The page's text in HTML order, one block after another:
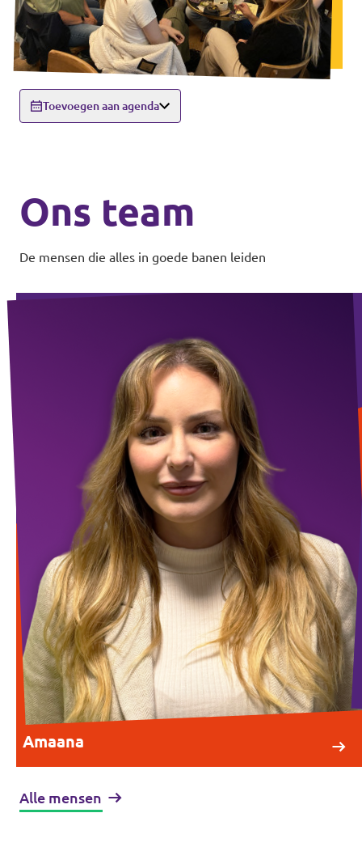
Toevoegen aan agenda
Ons team
De mensen die alles in goede banen leiden
Amaana
Alle mensen